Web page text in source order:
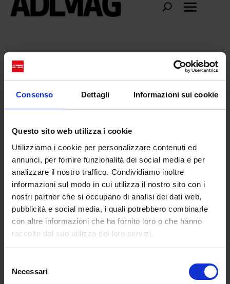
Consenso Dettagli Informazioni sui cookie
Questo sito web utilizza i cookie
Utilizziamo i cookie per personalizzare contenuti ed
annunci, per fornire funzionalità dei social media e per
analizzare il nostro traffico. Condividiamo inoltre
informazioni sul modo in cui utilizza il nostro sito con i
nostri partner che si occupano di analisi dei dati web,
pubblicità e social media, i quali potrebbero combinarle
con altre informazioni che ha fornito loro o che hanno
raccolto dal suo utilizzo dei loro servizi.
delNecessari
luca crescenzi
Lettere D’Amore: la mostra personale di
Luca Crescenzi
daGreta Liberatoscioli|Ott 17, 2025|